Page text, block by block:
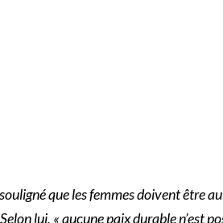
que les femmes doivent être
lui, « aucune paix durable n’est